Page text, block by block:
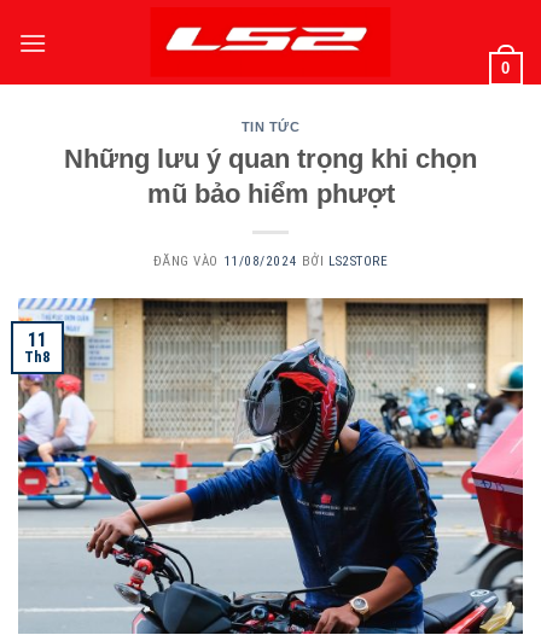
qua
0
TIN TỨC
Những lưu ý quan trọng khi chọn
mũ bảo hiểm phượt
ĐĂNG VÀO 11/08/2024 BỞI LS2STORE
11
Th8